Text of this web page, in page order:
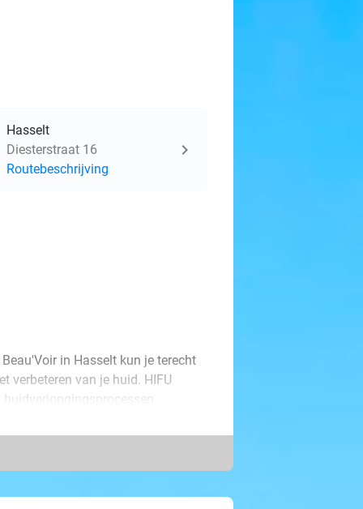
Hasselt
Diesterstraat 16
Routebeschrijving
in Hasselt kun je terecht
verbeteren van je huid. HIFU
zoals je ogen, kaaklijn, kin of